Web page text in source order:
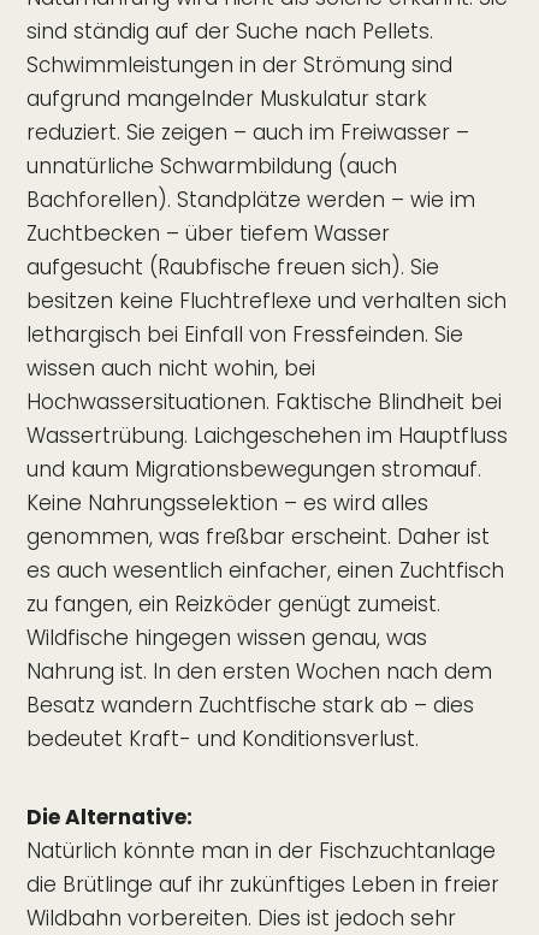
sind ständig auf der Suche nach Pellets.
Schwimmleistungen in der Strömung sind
aufgrund mangelnder Muskulatur stark
reduziert. Sie zeigen – auch im Freiwasser –
unnatürliche Schwarmbildung (auch
Bachforellen). Standplätze werden – wie im
Zuchtbecken – über tiefem Wasser
aufgesucht (Raubfische freuen sich). Sie
besitzen keine Fluchtreflexe und verhalten sich
lethargisch bei Einfall von Fressfeinden. Sie
wissen auch nicht wohin, bei
Hochwassersituationen. Faktische Blindheit bei
Wassertrübung. Laichgeschehen im Hauptfluss
und kaum Migrationsbewegungen stromauf.
Keine Nahrungsselektion – es wird alles
genommen, was freßbar erscheint. Daher ist
es auch wesentlich einfacher, einen Zuchtfisch
zu fangen, ein Reizköder genügt zumeist.
Wildfische hingegen wissen genau, was
Nahrung ist. In den ersten Wochen nach dem
Besatz wandern Zuchtfische stark ab – dies
bedeutet Kraft- und Konditionsverlust.
Die Alternative:
Natürlich könnte man in der Fischzuchtanlage
die Brütlinge auf ihr zukünftiges Leben in freier
Wildbahn vorbereiten. Dies ist jedoch sehr